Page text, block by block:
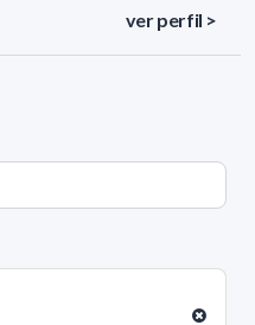
ver perfil >